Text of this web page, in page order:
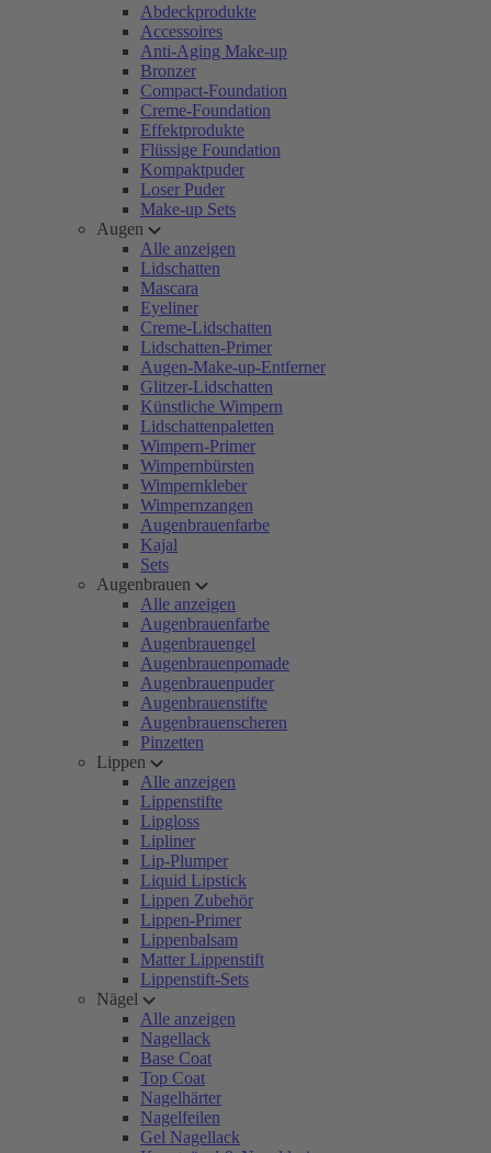
Abdeckprodukte
Accessoires
Anti-Aging Make-up
Bronzer
Compact-Foundation
Creme-Foundation
Effektprodukte
Flüssige Foundation
Kompaktpuder
Loser Puder
Make-up Sets
Augen
Alle anzeigen
Lidschatten
Mascara
Eyeliner
Creme-Lidschatten
Lidschatten-Primer
Augen-Make-up-Entferner
Glitzer-Lidschatten
Künstliche Wimpern
Lidschattenpaletten
Wimpern-Primer
Wimpernbürsten
Wimpernkleber
Wimpernzangen
Augenbrauenfarbe
Kajal
Sets
Augenbrauen
Alle anzeigen
Augenbrauenfarbe
Augenbrauengel
Augenbrauenpomade
Augenbrauenpuder
Augenbrauenstifte
Augenbrauenscheren
Pinzetten
Lippen
Alle anzeigen
Lippenstifte
Lipgloss
Lipliner
Lip-Plumper
Liquid Lipstick
Lippen Zubehör
Lippen-Primer
Lippenbalsam
Matter Lippenstift
Lippenstift-Sets
Nägel
Alle anzeigen
Nagellack
Base Coat
Top Coat
Nagelhärter
Nagelfeilen
Gel Nagellack